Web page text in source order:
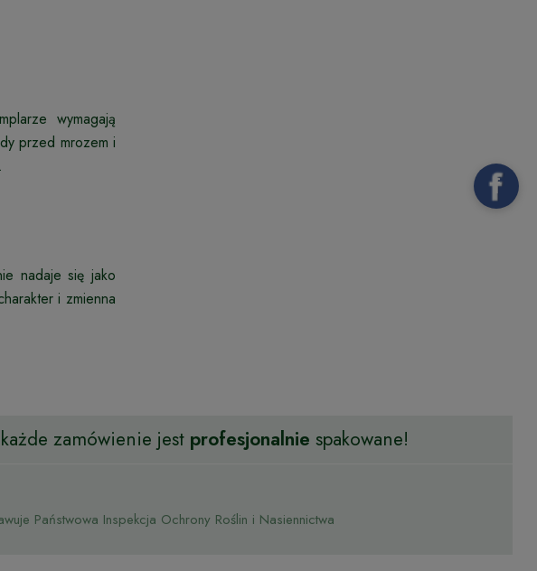
wymagają
przed mrozem i
nadaje się jako
i zmienna
zamówienie jest profesjonalnie spakowane!
Państwowa Inspekcja Ochrony Roślin i Nasiennictwa